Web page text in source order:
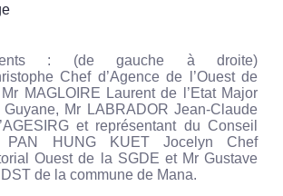
: (de gauche à droite)
Chef d’Agence de l’Ouest de
MAGLOIRE Laurent de l’Etat Major
Mr LABRADOR Jean-Claude
et représentant du Conseil
PAN HUNG KUET Jocelyn Chef
Ouest de la SGDE et Mr Gustave
de la commune de Mana.